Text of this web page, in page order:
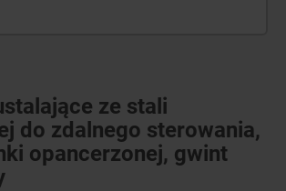
ze stali
do zdalnego sterowania,
opancerzonej, gwint